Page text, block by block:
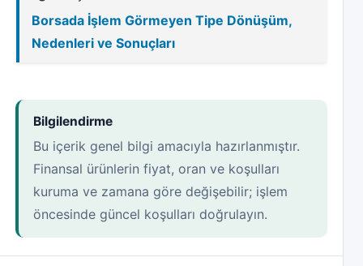
Borsada İşlem Görmeyen Tipe Dönüşüm,
Nedenleri ve Sonuçları
Bilgilendirme
Bu içerik genel bilgi amacıyla hazırlanmıştır.
Finansal ürünlerin fiyat, oran ve koşulları
kuruma ve zamana göre değişebilir; işlem
öncesinde güncel koşulları doğrulayın.